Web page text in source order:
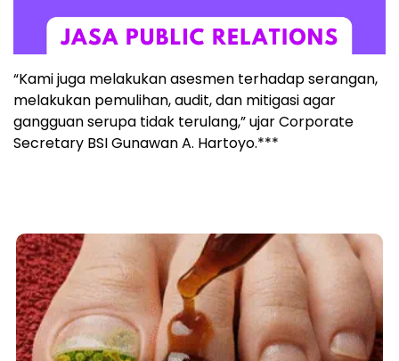
“Kami juga melakukan asesmen terhadap serangan,
melakukan pemulihan, audit, dan mitigasi agar
gangguan serupa tidak terulang,” ujar Corporate
Secretary BSI Gunawan A. Hartoyo.***